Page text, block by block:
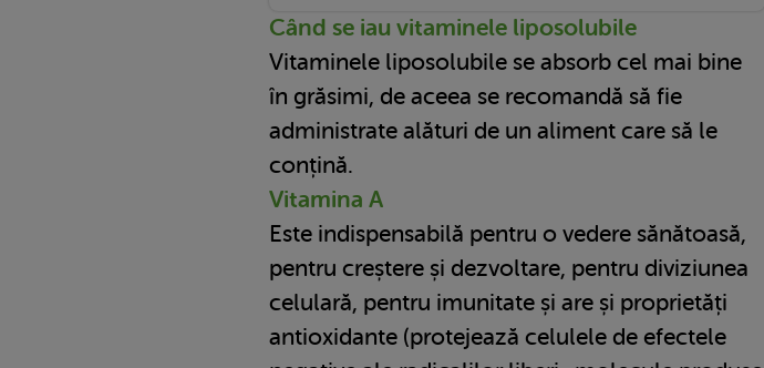
Când se iau vitaminele liposolubile
Vitaminele liposolubile se absorb cel mai bine
în grăsimi, de aceea se recomandă să fie
administrate alături de un aliment care să le
conțină.
Vitamina A
Este indispensabilă pentru o vedere sănătoasă,
pentru creștere și dezvoltare, pentru diviziunea
celulară, pentru imunitate și are și proprietăți
antioxidante (protejează celulele de efectele